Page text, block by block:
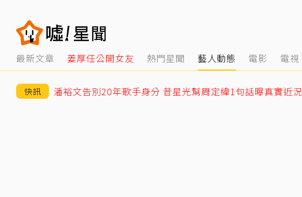
最新文章 姜厚任公開女友 熱門星聞 藝人動態 電影 電視
快訊 潘裕文告別20年歌手身分 昔星光幫周定緯1句話曝真實近況